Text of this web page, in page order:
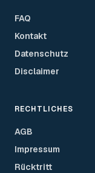
FAQ
Kontakt
Datenschutz
Disclaimer
RECHTLICHES
AGB
Impressum
Rücktritt